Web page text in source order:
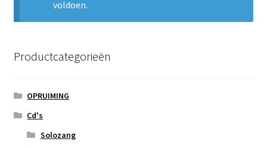
voldoen.
Productcategorieën
OPRUIMING
Cd's
Solozang